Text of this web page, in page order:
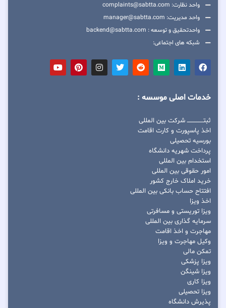
واحد نظارت: complaints@sabtta.com
واحد مدیریت: manager@sabtta.com
واحدتحقیق و توسعه : backend@sabtta.com
شبکه های اجتماعی:
خدمات اصلی موسسه :
ثبتــــــــــــــــ شرکت بین المللی
اخذ پاسپورت و کارت اقامت
بورسیه تحصیلی
پرداخت شهریه دانشگاه
استخدام بین المللی
امور حقوقی بین المللی
خرید املاک خارج کشور
افتتاح حساب بانکی بین المللی
اخذ ویزا
ویزا توریستی و مسافرتی
سرمایه گذاری بین المللی
مهاجرت و اخذ اقامت
وکیل مهاجرت و ویزا
تمکن مالی
ویزا پزشکی
ویزا شینگن
ویزا کاری
ویزا تحصیلی
پذیرش دانشگاه